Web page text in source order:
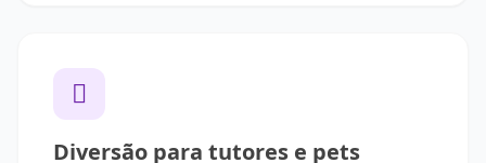
Diversão para tutores e pets